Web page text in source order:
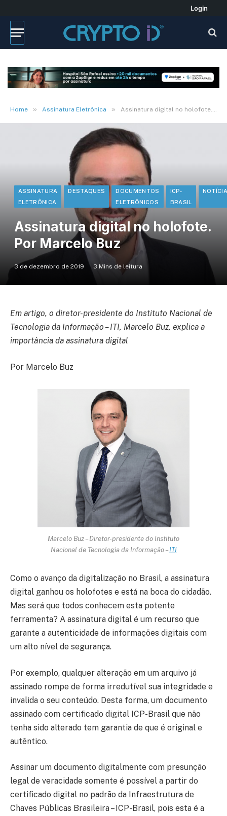
Login
Home » Assinatura Eletrônica » Assinatura digital no holofote. Por Marcelo Buz
ASSINATURA
ELETRÔNICA
DESTAQUES
DOCUMENTOS
ELETRÔNICOS
ICP-
BRASIL
Assinatura digital no holofote.
Por Marcelo Buz
3 de dezembro de 2019 3 Mins de leitura
Em artigo, o diretor-presidente do Instituto Nacional de
Tecnologia da Informação – ITI, Marcelo Buz, explica a
importância da assinatura digital
Por Marcelo Buz
Marcelo Buz – Diretor-presidente do Instituto
Nacional de Tecnologia da Informação –ITI
Como o avanço da digitalização no Brasil, a assinatura
digital ganhou os holofotes e está na boca do cidadão.
Mas será que todos conhecem esta potente
ferramenta? A assinatura digital é um recurso que
garante a autenticidade de informações digitais com
um alto nível de segurança.
Por exemplo, qualquer alteração em um arquivo já
assinado rompe de forma irredutível sua integridade e
invalida o seu conteúdo. Desta forma, um documento
assinado com certificado digital ICP-Brasil que não
tenha sido alterado tem garantia de que é original e
autêntico.
Assinar um documento digitalmente com presunção
legal de veracidade somente é possível a partir do
certificado digital no padrão da Infraestrutura de
Chaves Públicas Brasileira – ICP-Brasil, pois esta é a